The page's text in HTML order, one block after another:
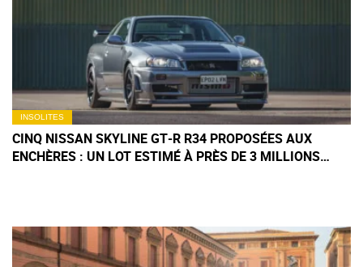
INSOLITES
CINQ NISSAN SKYLINE GT‑R R34 PROPOSÉES AUX
ENCHÈRES : UN LOT ESTIMÉ À PRÈS DE 3 MILLIONS